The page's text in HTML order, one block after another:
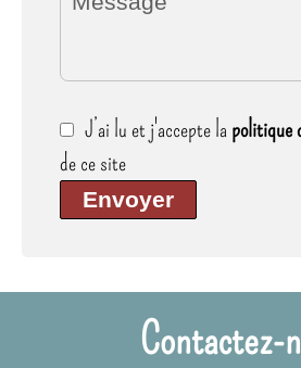
J’ai lu et j'accepte la politique
de ce site
Envoyer
Contactez-